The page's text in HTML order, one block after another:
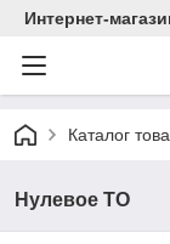
Интернет-
Каталог
Нулевое ТО